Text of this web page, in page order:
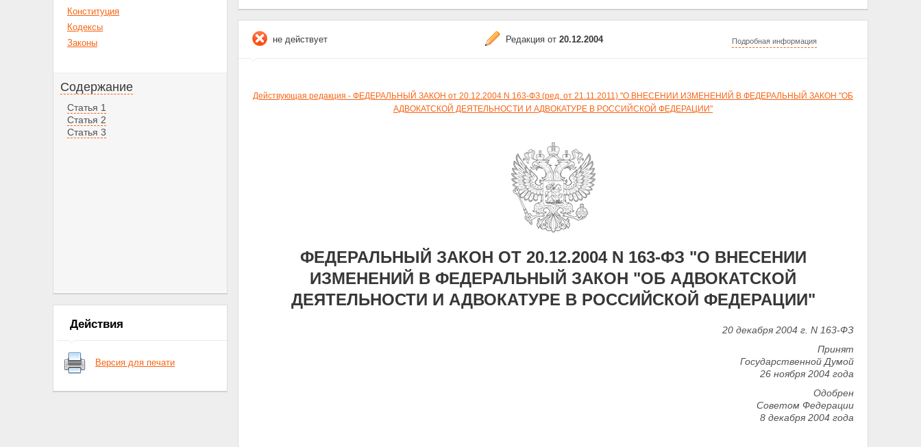
Конституция
Кодексы
Законы
Содержание
Статья 1
Статья 2
Статья 3
Действия
Версия для печати
не действует Редакция от 20.12.2004 Подробная информация
Действующая редакция - ФЕДЕРАЛЬНЫЙ ЗАКОН от 20.12.2004 N 163-ФЗ (ред. от 21.11.2011) "О ВНЕСЕНИИ ИЗМЕНЕНИЙ В ФЕДЕРАЛЬНЫЙ ЗАКОН "ОБ
АДВОКАТСКОЙ ДЕЯТЕЛЬНОСТИ И АДВОКАТУРЕ В РОССИЙСКОЙ ФЕДЕРАЦИИ"
ФЕДЕРАЛЬНЫЙ ЗАКОН ОТ 20.12.2004 N 163-ФЗ "О ВНЕСЕНИИ
ИЗМЕНЕНИЙ В ФЕДЕРАЛЬНЫЙ ЗАКОН "ОБ АДВОКАТСКОЙ
ДЕЯТЕЛЬНОСТИ И АДВОКАТУРЕ В РОССИЙСКОЙ ФЕДЕРАЦИИ"
20 декабря 2004 г. N 163-ФЗ
Принят
Государственной Думой
26 ноября 2004 года
Одобрен
Советом Федерации
8 декабря 2004 года